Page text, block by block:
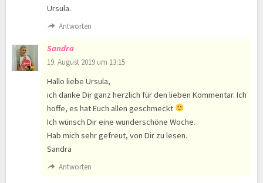
Ursula.
Antworten
Sandra
19. August 2019 um 13:15
Hallo liebe Ursula,
ich danke Dir ganz herzlich für den lieben Kommentar. Ich
hoffe, es hat Euch allen geschmeckt
Ich wünsch Dir eine wunderschöne Woche.
Hab mich sehr gefreut, von Dir zu lesen.
Sandra
Antworten